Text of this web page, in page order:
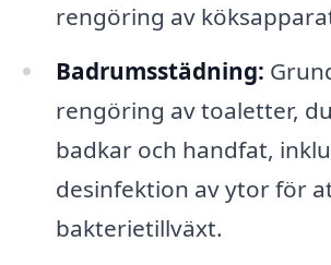
rengöring av
Badrumsstädning:
rengöring av toaletter,
badkar och handfat,
desinfektion av ytor för
bakterietillväxt.